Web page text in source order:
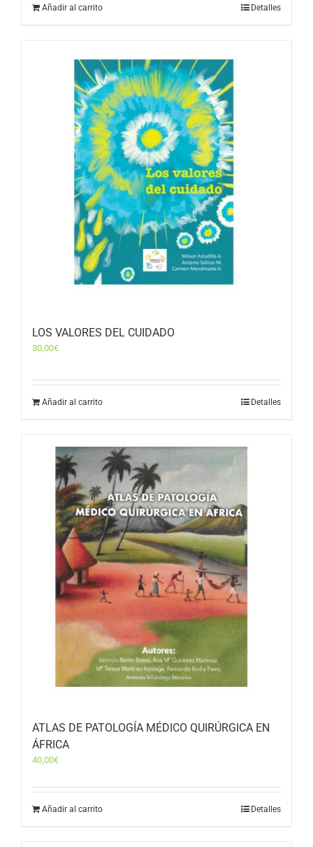
Añadir al carrito Detalles
LOS VALORES DEL CUIDADO
30,00€
Añadir al carrito Detalles
ATLAS DE PATOLOGÍA MÉDICO QUIRÚRGICA EN
ÁFRICA
40,00€
Añadir al carrito Detalles